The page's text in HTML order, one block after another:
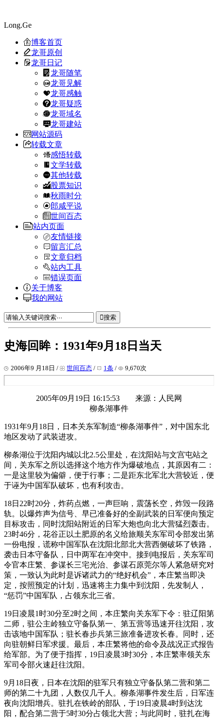
Long.Ge
博客首页
龙哥原创
龙哥日记
龙哥随笔
龙哥见解
龙哥感触
龙哥疑惑
龙哥域名
龙哥建站
网站源码
转载文章
感悟转载
文学转载
其他转载
股票知识
秋雨时分
郎咸平说
世间百态
站内页面
友情链接
留言汇总
文章归档
站内工具
错误页面
关于博客
我的网站
搜索
史海回眸：1931年9月18日当天
2006年9 月18日 / 世间百态 / 1条 / 9,670次
2005年09月19日 16:15:53 来源：人民网
柳条湖事件
1931年9月18日，日本关东军制造“柳条湖事件”，对中国东北
地区发动了武装进攻。
柳条湖位于沈阳内城以北2.5公里处，在沈阳站与文宫屯站之
间，关东军之所以选择这个地方作为爆破地点，其原因有二：
一是这里较为偏僻，便于行事；二是距东北军北大营较近，便
于诬为中国军队破坏，也有利攻击。
18日22时20分，炸药点燃，一声巨响，震荡长空，炸毁一段路
轨。以爆炸声为信号、早已准备好的全副武装的日军便向预定
目标攻击，同时沈阳站附近的日军大炮也向北大营猛烈轰击。
23时46分，花谷正以土肥原的名义给旅顺关东军司令部发出第
一份电报，谎称中国军队在沈阳北部北大营西侧破坏了铁路，
袭击日本守备队，日中两军在冲突中。接到电报后，关东军司
令官本庄繁、参谋长三宅光治、参谋石原莞尔等人紧急研究对
策，一致认为此时是诉诸武力的“绝好机会”，本庄繁当即决
定，按照预定的计划，迅速将主力集中到沈阳，先发制人，
“惩罚”中国军队，占领东北三省。
19日凌晨1时30分至2时之间，本庄繁向关东军下令：驻辽阳第
二师，驻公主岭独立守备队第一、第五营等迅速开往沈阳，攻
击该地中国军队；驻长春步兵第三旅准备进攻长春。同时，还
向驻朝鲜日军求援。最后，本庄繁将他的命令及战况正式报告
给军部。为了便于指挥，19日凌晨3时30分，本庄繁率领关东
军司令部火速赶往沈阳。
9月18日夜，日本在沈阳的驻军只有独立守备队第二营和第二
师的第二十九团，人数仅几千人。柳条湖事件发生后，日军连
夜向沈阳增兵。驻扎在铁岭的部队，于19日凌晨4时到达沈
阳，配合第二营于5时30分占领北大营；与此同时，驻扎在海